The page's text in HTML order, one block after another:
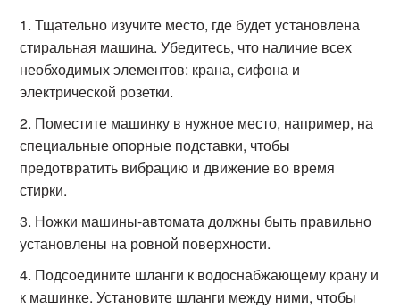
Тщательно изучите место, где будет установлена
стиральная машина. Убедитесь, что наличие всех
необходимых элементов: крана, сифона и
электрической розетки.
Поместите машинку в нужное место, например, на
специальные опорные подставки, чтобы
предотвратить вибрацию и движение во время
стирки.
Ножки машины-автомата должны быть правильно
установлены на ровной поверхности.
Подсоедините шланги к водоснабжающему крану и
к машинке. Установите шланги между ними, чтобы